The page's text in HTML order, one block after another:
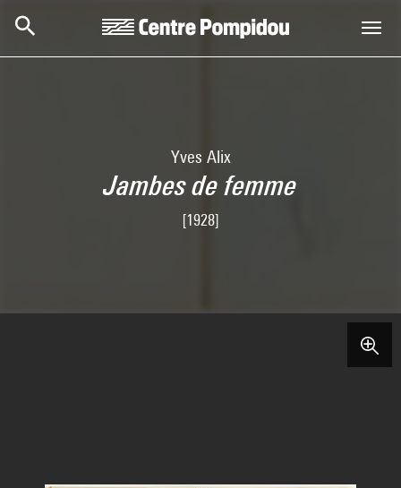
Yves Alix
Jambes de femme
[1928]